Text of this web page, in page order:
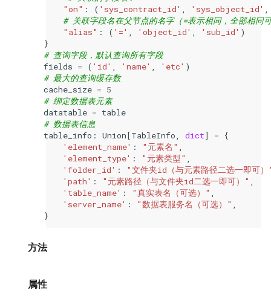
"on" : ( 'sys_contract_id' 'sys_object_id'
# 关联字段名在父节点的名字（=表示相同，全部相同
"alias" : ( '=' 'object_id' 'sub_id' )
}
# 查询字段，默认查询所有字段
fields = ( 'id' 'name' 'etc' )
# 最大的查询缓存数
cache_size = 5
# 绑定数据表元素
datatable = table
# 数据表信息
table_info : Union[TableInfo dict] =
{
'element_name' : "元素名"
'element_type' : "元素类型"
'folder_id' :
"文件夹id（与元素路径二选一即可
'path' : "元素路径（与文件夹id二选一即可）"
'table_name' : "真实表名（可选）"
'server_name' : "数据表服务名（可选）"
}
方法
属性